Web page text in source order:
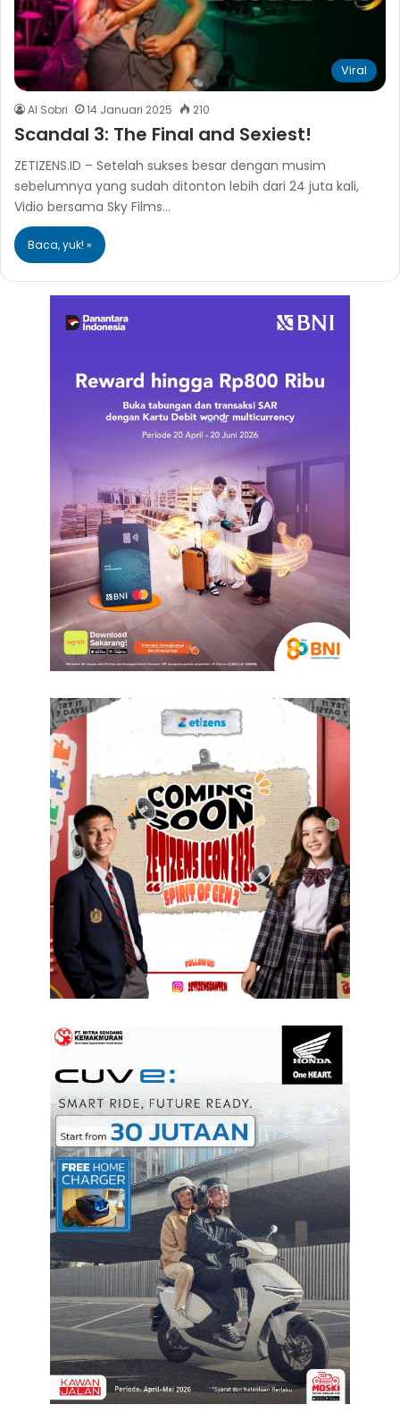
Viral
Al Sobri 14 Januari 2025 210
Scandal 3: The Final and Sexiest!
ZETIZENS.ID – Setelah sukses besar dengan musim
sebelumnya yang sudah ditonton lebih dari 24 juta kali,
Vidio bersama Sky Films…
Baca, yuk! »